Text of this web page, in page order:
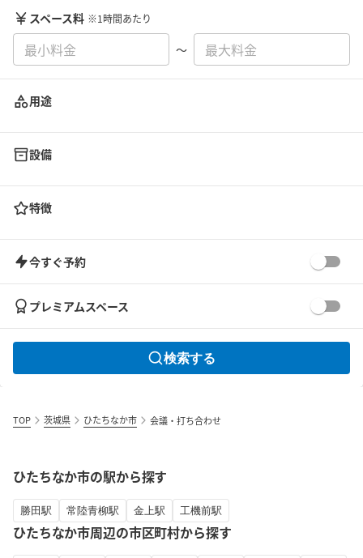
スペース料 ※1時間あたり
〜
用途
設備
特徴
今すぐ予約
プレミアムスペース
検索する
TOP 茨城県 ひたちなか市 会議・打ち合わせ
ひたちなか市の駅から探す
勝田駅 常陸青柳駅 金上駅 工機前駅
ひたちなか市周辺の市区町村から探す